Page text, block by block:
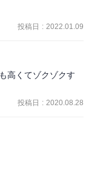
と思ったけど最後
投稿日 : 2022.01.09
高くてゾクゾクす
投稿日 : 2020.08.28